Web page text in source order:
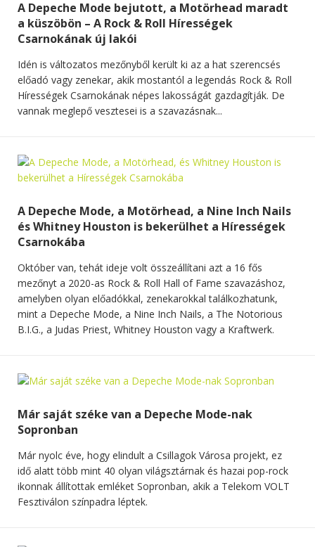
A Depeche Mode bejutott, a Motörhead maradt
a küszöbön – A Rock & Roll Hírességek
Csarnokának új lakói
Idén is változatos mezőnyből került ki az a hat szerencsés
előadó vagy zenekar, akik mostantól a legendás Rock & Roll
Hírességek Csarnokának népes lakosságát gazdagítják. De
vannak meglepő vesztesei is a szavazásnak...
A Depeche Mode, a Motörhead, a Nine Inch Nails
és Whitney Houston is bekerülhet a Hírességek
Csarnokába
Október van, tehát ideje volt összeállítani azt a 16 fős
mezőnyt a 2020-as Rock & Roll Hall of Fame szavazáshoz,
amelyben olyan előadókkal, zenekarokkal találkozhatunk,
mint a Depeche Mode, a Nine Inch Nails, a The Notorious
B.I.G., a Judas Priest, Whitney Houston vagy a Kraftwerk.
Már saját széke van a Depeche Mode-nak
Sopronban
Már nyolc éve, hogy elindult a Csillagok Városa projekt, ez
idő alatt több mint 40 olyan világsztárnak és hazai pop-rock
ikonnak állítottak emléket Sopronban, akik a Telekom VOLT
Fesztiválon színpadra léptek.